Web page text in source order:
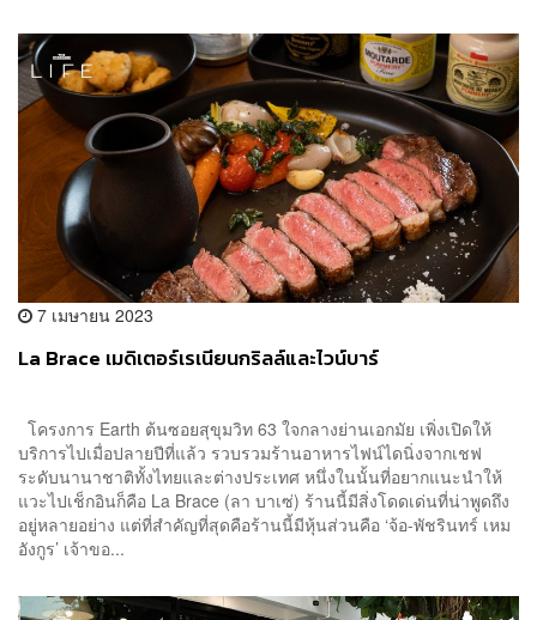
7 เมษายน 2023
La Brace เมดิเตอร์เรเนียนกริลล์และไวน์บาร์
โครงการ Earth ต้นซอยสุขุมวิท 63 ใจกลางย่านเอกมัย เพิ่งเปิดให้
บริการไปเมื่อปลายปีที่แล้ว รวบรวมร้านอาหารไฟน์ไดนิ่งจากเชฟ
ระดับนานาชาติทั้งไทยและต่างประเทศ หนึ่งในนั้นที่อยากแนะนำให้
แวะไปเช็กอินก็คือ La Brace (ลา บาเซ่) ร้านนี้มีสิ่งโดดเด่นที่น่าพูดถึง
อยู่หลายอย่าง แต่ที่สำคัญที่สุดคือร้านนี้มีหุ้นส่วนคือ ‘จ้อ-พัชรินทร์ เหม
อังกูร’ เจ้าขอ...